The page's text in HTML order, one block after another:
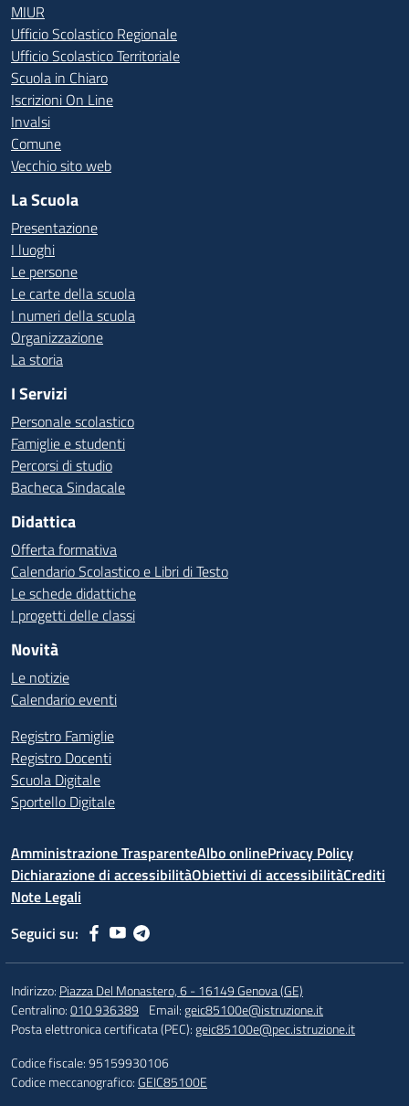
MIUR
Ufficio Scolastico Regionale
Ufficio Scolastico Territoriale
Scuola in Chiaro
Iscrizioni On Line
Invalsi
Comune
Vecchio sito web
La Scuola
Presentazione
I luoghi
Le persone
Le carte della scuola
I numeri della scuola
Organizzazione
La storia
I Servizi
Personale scolastico
Famiglie e studenti
Percorsi di studio
Bacheca Sindacale
Didattica
Offerta formativa
Calendario Scolastico e Libri di Testo
Le schede didattiche
I progetti delle classi
Novità
Le notizie
Calendario eventi
Registro Famiglie
Registro Docenti
Scuola Digitale
Sportello Digitale
Amministrazione TrasparenteAlbo onlinePrivacy Policy
Dichiarazione di accessibilitàObiettivi di accessibilitàCrediti
Note Legali
Seguici su:
Indirizzo: Piazza Del Monastero, 6 - 16149 Genova (GE)
Centralino:010 936389 Email:geic85100e@istruzione.it
Posta elettronica certificata (PEC):geic85100e@pec.istruzione.it
Codice fiscale: 95159930106
Codice meccanografico:GEIC85100E